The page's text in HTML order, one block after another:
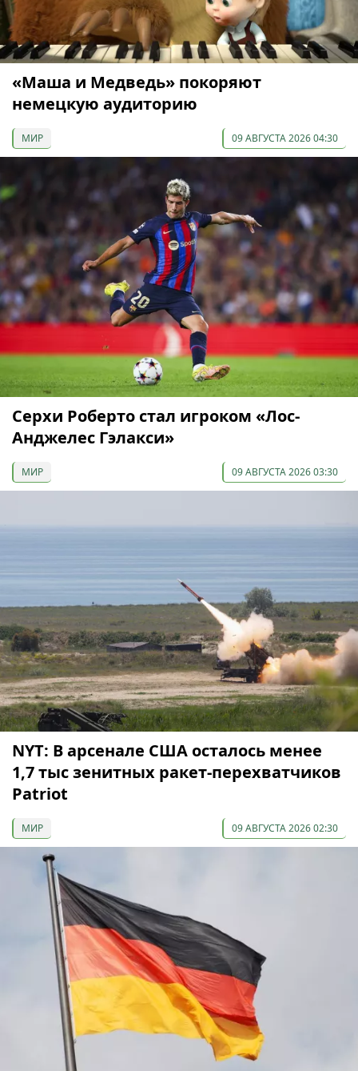
«Маша и Медведь» покоряют
немецкую аудиторию
МИР 09 АВГУСТА 2026 04:30
Серхи Роберто стал игроком «Лос-
Анджелес Гэлакси»
МИР 09 АВГУСТА 2026 03:30
NYT: В арсенале США осталось менее
1,7 тыс зенитных ракет-перехватчиков
Patriot
МИР 09 АВГУСТА 2026 02:30